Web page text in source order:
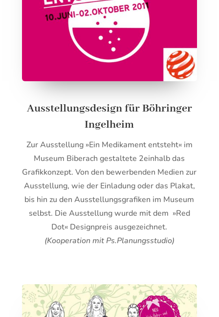
Ausstellungsdesign für Böhringer
Ingelheim
Zur Ausstellung »Ein Medikament entsteht« im
Museum Biberach gestaltete 2einhalb das
Grafikkonzept. Von den bewerbenden Medien zur
Ausstellung, wie der Einladung oder das Plakat,
bis hin zu den Ausstellungsgrafiken im Museum
selbst. Die Ausstellung wurde mit dem »Red
Dot« Designpreis ausgezeichnet.
(Kooperation mit Ps.Planungsstudio)